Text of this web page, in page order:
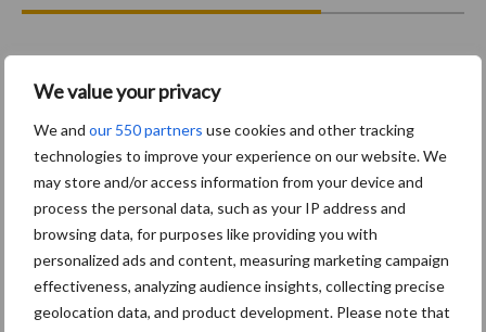
We value your privacy
We and our 550 partners use cookies and other tracking
technologies to improve your experience on our website. We
may store and/or access information from your device and
process the personal data, such as your IP address and
browsing data, for purposes like providing you with
personalized ads and content, measuring marketing campaign
effectiveness, analyzing audience insights, collecting precise
geolocation data, and product development. Please note that
Primaire
Sidebar
Recent nieuws Partner nieuws